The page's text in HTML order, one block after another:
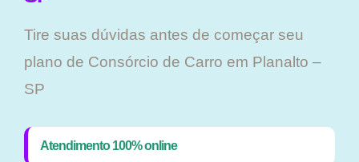
Tire suas dúvidas antes de começar seu
plano ​de Consórcio de Carro em Planalto –
SP
Atendimento 100% online